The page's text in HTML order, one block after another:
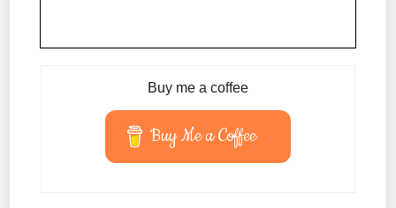
Buy me a coffee
Buy Me a Coffee